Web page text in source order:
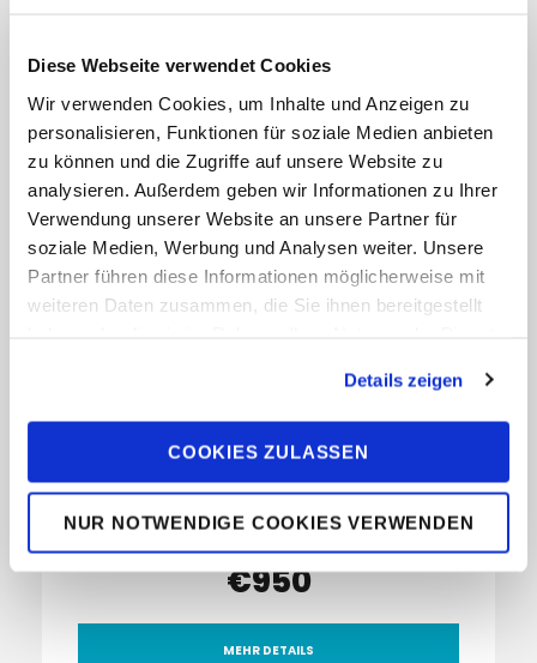
Diese Webseite verwendet Cookies
Wir verwenden Cookies, um Inhalte und Anzeigen zu
personalisieren, Funktionen für soziale Medien anbieten
zu können und die Zugriffe auf unsere Website zu
analysieren. Außerdem geben wir Informationen zu Ihrer
Verwendung unserer Website an unsere Partner für
soziale Medien, Werbung und Analysen weiter. Unsere
Partner führen diese Informationen möglicherweise mit
weiteren Daten zusammen, die Sie ihnen bereitgestellt
Cookies, wenn Sie unsere Webseite weiterhin nutzen.
Details zeigen
COOKIES ZULASSEN
NUR NOTWENDIGE COOKIES VERWENDEN
Vila Bacana
Windsurfstation: Dr. Wind
Spot: São Miguel do Gostoso
Im Preis enthalten: Flug ab Deutschland, 1
mit Frühstück, Flughafentransfer vor Ort
€950
MEHR DETAILS